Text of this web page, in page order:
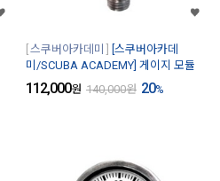
스쿠버아카데미
[스쿠버아카데
미/SCUBA ACADEMY] 게이지 모듈
112,000원 140,000원 20%